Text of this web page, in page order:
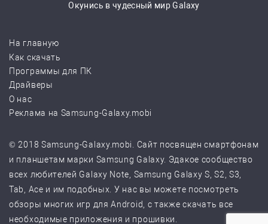
Окунись в чудесный мир Galaxy
На главную
Как скачать
Программы для ПК
Драйверы
О нас
Реклама на Samsung-Galaxy.mobi
© 2018 Samsung-Galaxy.mobi. Сайт посвящен смартфонам
и планшетам марки Samsung Galaxy. Эдакое сообщество
всех любителей Galaxy Note, Samsung Galaxy S, S2, S3,
Tab, Ace и им подобных. У нас вы можете посмотреть
обзоры многих игр для Android, с также скачать все
необходимые приложения и прошивки.